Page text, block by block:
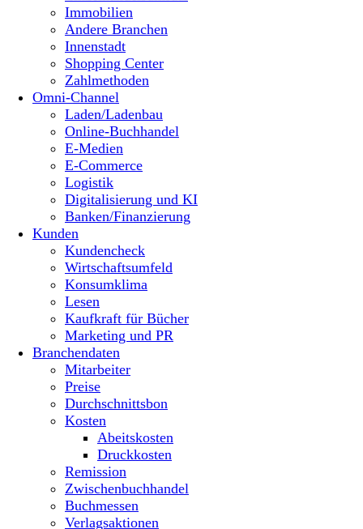
Immobilien
Andere Branchen
Innenstadt
Shopping Center
Zahlmethoden
Omni-Channel
Laden/Ladenbau
Online-Buchhandel
E-Medien
E-Commerce
Logistik
Digitalisierung und KI
Banken/Finanzierung
Kunden
Kundencheck
Wirtschaftsumfeld
Konsumklima
Lesen
Kaufkraft für Bücher
Marketing und PR
Branchendaten
Mitarbeiter
Preise
Durchschnittsbon
Kosten
Abeitskosten
Druckkosten
Remission
Zwischenbuchhandel
Buchmessen
Verlagsaktionen